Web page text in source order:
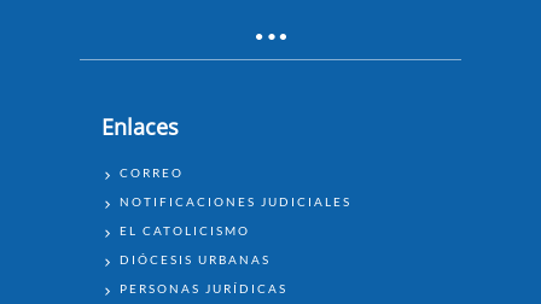
Enlaces
ENLACES
CORREO
NOTIFICACIONES JUDICIALES
EL CATOLICISMO
DIÓCESIS URBANAS
PERSONAS JURÍDICAS